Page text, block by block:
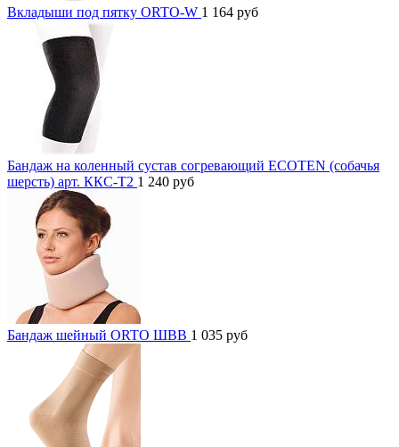
Вкладыши под пятку ORTO-W 1 164 руб
Бандаж на коленный сустав согревающий ECOTEN (собачья
шерсть) арт. ККС-Т2 1 240 руб
Бандаж шейный ORTO ШВВ 1 035 руб